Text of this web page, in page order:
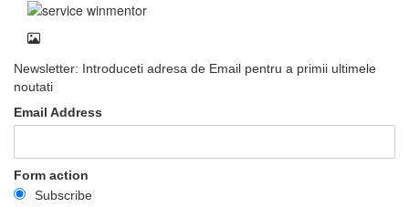
Newsletter: Introduceti adresa de Email pentru a primii ultimele
noutati
Email Address
Form action
Subscribe